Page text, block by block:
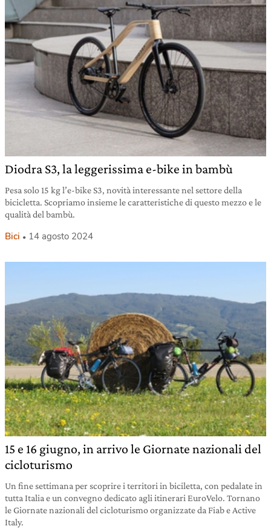
Diodra S3, la leggerissima e-bike in bambù
Pesa solo 15 kg l’e-bike S3, novità interessante nel settore della
bicicletta. Scopriamo insieme le caratteristiche di questo mezzo e le
qualità del bambù.
Bici 14 agosto 2024
15 e 16 giugno, in arrivo le Giornate nazionali del
cicloturismo
Un fine settimana per scoprire i territori in biciletta, con pedalate in
tutta Italia e un convegno dedicato agli itinerari EuroVelo. Tornano
le Giornate nazionali del cicloturismo organizzate da Fiab e Active
Italy.